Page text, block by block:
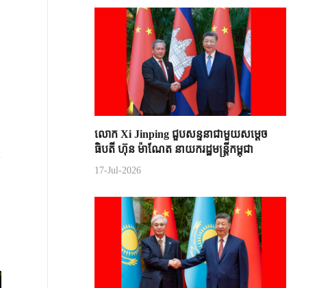
លោក Xi Jinping ជួបសន្ទនាជាមួយសម្តេច
ធិបតី ហ៊ុន ម៉ាណែត នាយករដ្ឋមន្ត្រីកម្ពុជា
17-Jul-2026